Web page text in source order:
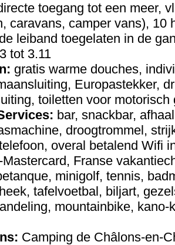
toegang tot een meer,
caravans, camper vans), 10
leiband toegelaten in de
tot 3.11
gratis warme douches,
Europastekker,
toiletten voor
bar, snackbar,
droogtrommel,
overal betalend Wifi
Franse
minigolf, tennis,
tafelvoetbal, biljart,
mountainbike,
Camping de Châlons-en-